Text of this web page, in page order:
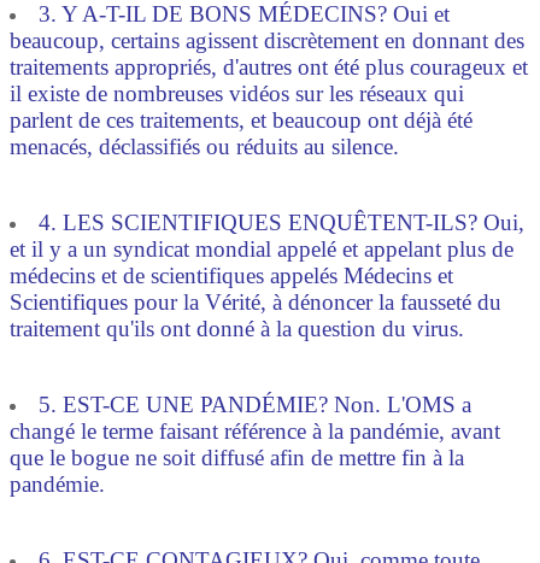
3. Y A-T-IL DE BONS MÉDECINS? Oui et
beaucoup, certains agissent discrètement en donnant des
traitements appropriés, d'autres ont été plus courageux et
il existe de nombreuses vidéos sur les réseaux qui
parlent de ces traitements, et beaucoup ont déjà été
menacés, déclassifiés ou réduits au silence.
4. LES SCIENTIFIQUES ENQUÊTENT-ILS? Oui,
et il y a un syndicat mondial appelé et appelant plus de
médecins et de scientifiques appelés Médecins et
Scientifiques pour la Vérité, à dénoncer la fausseté du
traitement qu'ils ont donné à la question du virus.
5. EST-CE UNE PANDÉMIE? Non. L'OMS a
changé le terme faisant référence à la pandémie, avant
que le bogue ne soit diffusé afin de mettre fin à la
pandémie.